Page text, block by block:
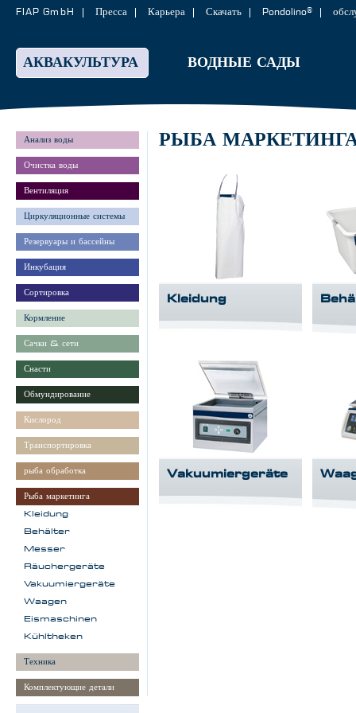
АКВАКУЛЬТУРА ВОДНЫЕ САДЫ
FIAP GmbH Пресса Карьера Скачать Pondolino®
РЫБА
Kleidung
Vakuumiergeräte
Анализ воды
Очистка воды
Вентиляция
Циркуляционные системы
Резервуары и бассейны
Инкубация
Сортировка
Кормление
Сачки & сети
Снасти
Обмундирование
Кислород
Транспортировка
рыба обработка
Рыба маркетинга
Kleidung
Behälter
Messer
Räuchergeräte
Vakuumiergeräte
Waagen
Eismaschinen
Kühltheken
Техника
Комплектующие детали